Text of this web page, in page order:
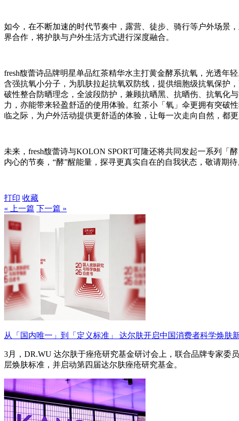
如今，在不断加速的时代节奏中，露营、徒步、骑行等户外场景
界合作，将护肤与户外生活方式进行深度融合。
fresh馥蕾诗品牌明星单品红茶精华水主打黄金酵系抗氧，光透年
含强抗氧小分子，为肌肤拉起抗氧双防线，提供细胞级抗氧保护
破性整合防晒理念，全波段防护，兼顾抗晒黑、抗晒伤、抗氧化
力，亦能带来轻盈舒适的使用体验。红茶小「氧」伞更拥有突破
临之际，为户外活动提供更舒适的体验，让每一次走向自然，都更
未来，fresh馥蕾诗与KOLON SPORT可隆还将共同发起一系列
内心的节奏，“酵”醒能量，探寻更真实自在的自我状态，敬请期待
打印 收藏
« 上一篇 下一篇 »
从「国内唯一」到「定义标准」 达尔肤开启中国消费者科学焕肤
3月，DR.WU 达尔肤于痤疮研究基金研讨会上，联合品牌专家委
层焕肤标准，并启动第四届达尔肤痤疮研究基金。